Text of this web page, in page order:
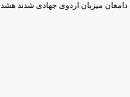
میزبان اردوی جهادی شدند